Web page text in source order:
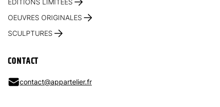
OEUVRES ORIGINALES
SCULPTURES
CONTACT
contact@appartelier.fr